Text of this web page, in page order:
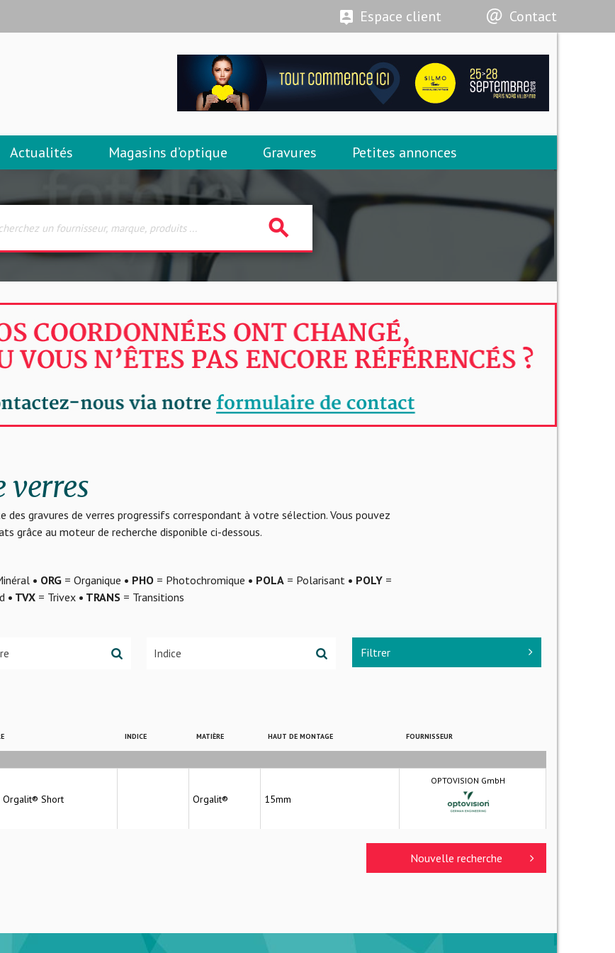
Espace client Contact
Actualités Magasins d’optique Gravures Petites annonces
search
verres
des gravures de verres progressifs correspondant à votre sélection. Vous pouvez
grâce au moteur de recherche disponible ci-dessous.
• ORG= Organique • PHO= Photochromique • POLA= Polarisant • POLY=
• TVX= Trivex • TRANS= Transitions
Filtrer
INDICE MATIÈRE HAUT DE MONTAGE FOURNISSEUR
Orgalit® Short Orgalit® 15mm
OPTOVISION GmbH
Nouvelle recherche